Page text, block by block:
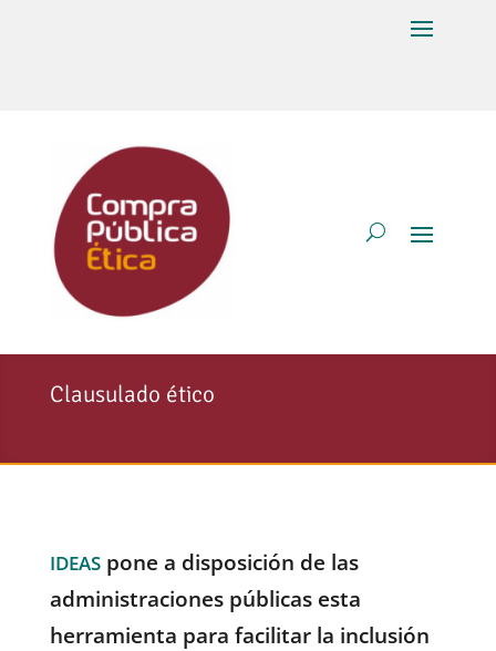
Clausulado ético
IDEASpone a disposición de las
administraciones públicas esta
herramienta para facilitar la inclusión